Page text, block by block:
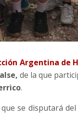
Argentina de
de la que
.
que se disputará